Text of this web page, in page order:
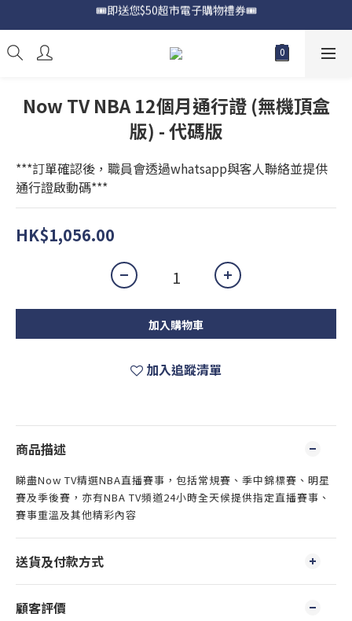
📍購買Samsung Galaxy S25📍
🎟️即送您$50超市電子購物禮券🎟️
Now TV NBA 12個月通行證 (無機頂盒
版) - 代碼版
***訂單確認後，職員會透過whatsapp與客人聯絡並提供
通行證啟動碼***
HK$1,056.00
加入購物車
加入追蹤清單
商品描述
睇盡Now TV精選NBA直播賽事，包括常規賽、季中錦標賽、明星
賽及季後賽，亦有NBA TV頻道24小時全天候提供指定直播賽事、
賽事重溫及其他精彩內容
送貨及付款方式
顧客評價